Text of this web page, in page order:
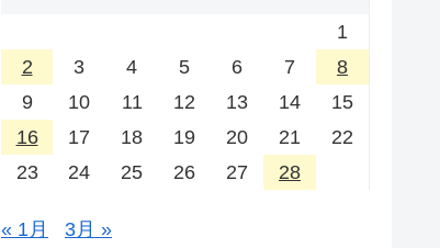
1
2
3 4 5 6 7
8
9
10 11 12 13 14
15
16
17 18 19 20 21
22
23
24 25 26 27 28
« 1月 3月 »